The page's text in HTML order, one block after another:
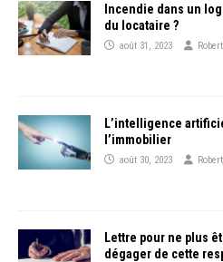
Incendie dans un
du locataire ?
août 31, 2023
L’intelligence
l’immobilier
août 30, 2023
Lettre pour ne plus
dégager de cette